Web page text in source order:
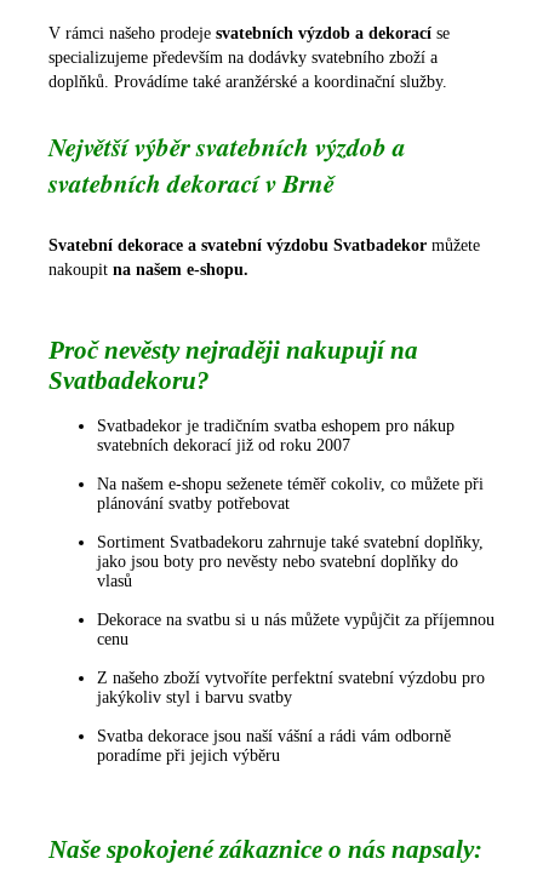
V rámci našeho prodeje svatebních výzdob a dekorací se
specializujeme především na dodávky svatebního zboží a
doplňků. Provádíme také aranžérské a koordinační služby.
Největší výběr svatebních výzdob a
svatebních dekorací v Brně
Svatební dekorace a svatební výzdobu Svatbadekor můžete
nakoupit na našem e-shopu.
Proč nevěsty nejraději nakupují na
Svatbadekoru?
Svatbadekor je tradičním svatba eshopem pro nákup
svatebních dekorací již od roku 2007
Na našem e-shopu seženete téměř cokoliv, co můžete při
plánování svatby potřebovat
Sortiment Svatbadekoru zahrnuje také svatební doplňky,
jako jsou boty pro nevěsty nebo svatební doplňky do
vlasů
Dekorace na svatbu si u nás můžete vypůjčit za příjemnou
cenu
Z našeho zboží vytvoříte perfektní svatební výzdobu pro
jakýkoliv styl i barvu svatby
Svatba dekorace jsou naší vášní a rádi vám odborně
poradíme při jejich výběru
Naše spokojené zákaznice o nás napsaly: